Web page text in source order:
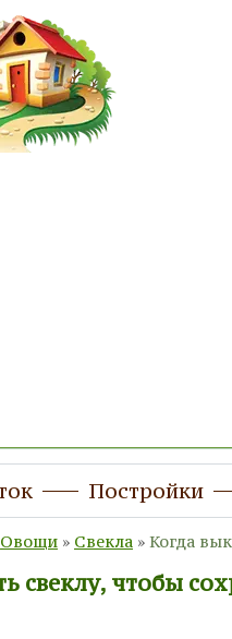
Постройки
Овощи » Свекла » Когда
свеклу, чтобы